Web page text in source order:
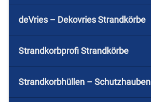
deVries – Dekovries Strandkörbe
Strandkorbprofi Strandkörbe
Strandkorbhüllen – Schutzhauben